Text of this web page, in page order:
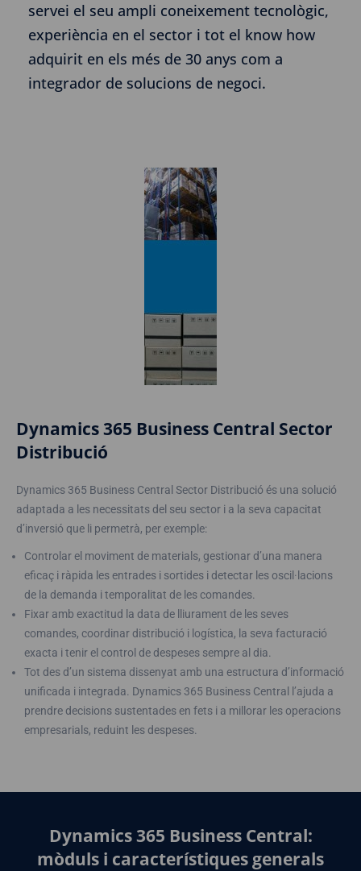
servei el seu ampli coneixement tecnològic,
experiència en el sector i tot el know how
adquirit en els més de 30 anys com a
integrador de solucions de negoci.
Dynamics 365 Business Central Sector
Distribució
Dynamics 365 Business Central Sector Distribució és una solució
adaptada a les necessitats del seu sector i a la seva capacitat
d’inversió que li permetrà, per exemple:
Controlar el moviment de materials, gestionar d’una manera
eficaç i ràpida les entrades i sortides i detectar les oscil·lacions
de la demanda i temporalitat de les comandes.
Fixar amb exactitud la data de lliurament de les seves
comandes, coordinar distribució i logística, la seva facturació
exacta i tenir el control de despeses sempre al dia.
Tot des d’un sistema dissenyat amb una estructura d’informació
unificada i integrada. Dynamics 365 Business Central l’ajuda a
prendre decisions sustentades en fets i a millorar les operacions
empresarials, reduint les despeses.
Dynamics 365 Business Central:
mòduls i característiques generals